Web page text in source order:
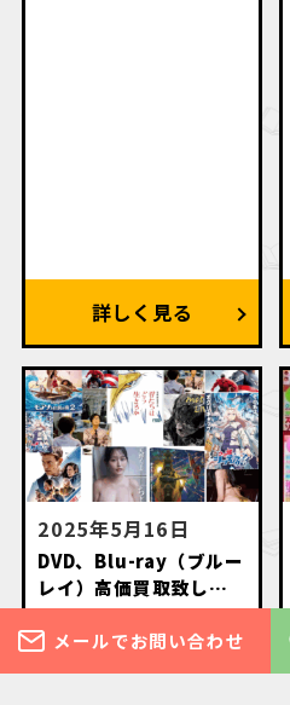
DVD、Blu-ray（ブルー
レイ）高価買取致しま
す。
2025年5月16日
メールでお問い合わせ